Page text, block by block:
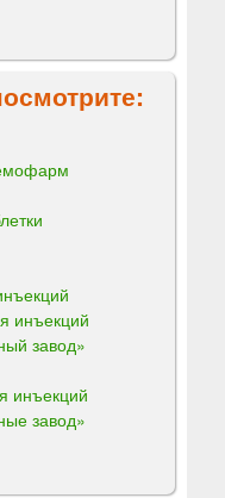
инъекций
завод»
инъекций
завод»